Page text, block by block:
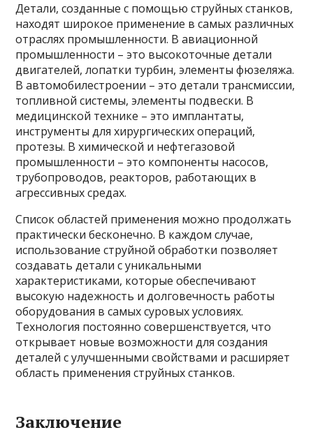
Детали, созданные с помощью струйных станков,
находят широкое применение в самых различных
отраслях промышленности. В авиационной
промышленности – это высокоточные детали
двигателей, лопатки турбин, элементы фюзеляжа.
В автомобилестроении – это детали трансмиссии,
топливной системы, элементы подвески. В
медицинской технике – это имплантаты,
инструменты для хирургических операций,
протезы. В химической и нефтегазовой
промышленности – это компоненты насосов,
трубопроводов, реакторов, работающих в
агрессивных средах.
Список областей применения можно продолжать
практически бесконечно. В каждом случае,
использование струйной обработки позволяет
создавать детали с уникальными
характеристиками, которые обеспечивают
высокую надежность и долговечность работы
оборудования в самых суровых условиях.
Технология постоянно совершенствуется, что
открывает новые возможности для создания
деталей с улучшенными свойствами и расширяет
область применения струйных станков.
Заключение